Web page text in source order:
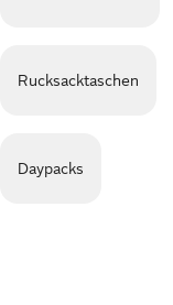
Rucksacktaschen
Daypacks